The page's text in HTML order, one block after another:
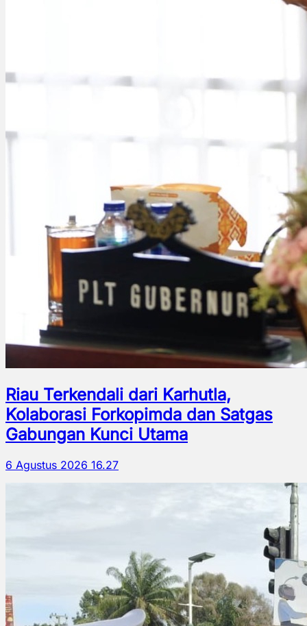
Riau Terkendali dari Karhutla,
Kolaborasi Forkopimda dan Satgas
Gabungan Kunci Utama
6 Agustus 2026 16.27